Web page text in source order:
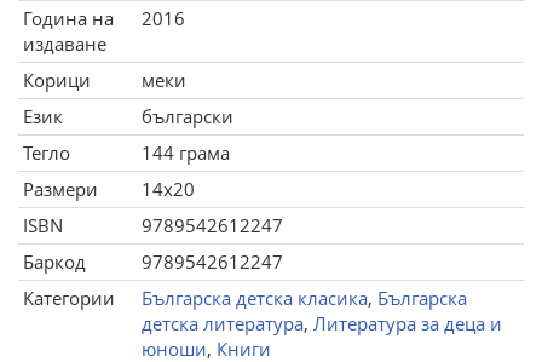
Година на
издаване
2016
Корици
меки
Език
български
Тегло
144 грама
Размери
14x20
ISBN
9789542612247
Баркод
9789542612247
Категории
Българска детска класика, Българска
детска литература, Литература за деца и
юноши, Книги